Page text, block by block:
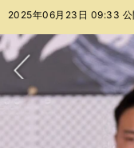
ー
バ
2025年06月23日 09:33 公